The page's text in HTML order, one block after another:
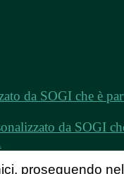
da SOGI
proseguendo